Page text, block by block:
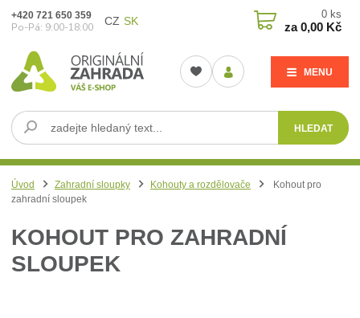
CZ SK
MENU
HLEDAT
+420 721 650 359
Po-Pá: 9:00-18:00
0 ks
za0,00 Kč
Úvod Zahradní sloupky Kohouty a rozdělovače
Kohout pro
zahradní sloupek
KOHOUT PRO ZAHRADNÍ
SLOUPEK